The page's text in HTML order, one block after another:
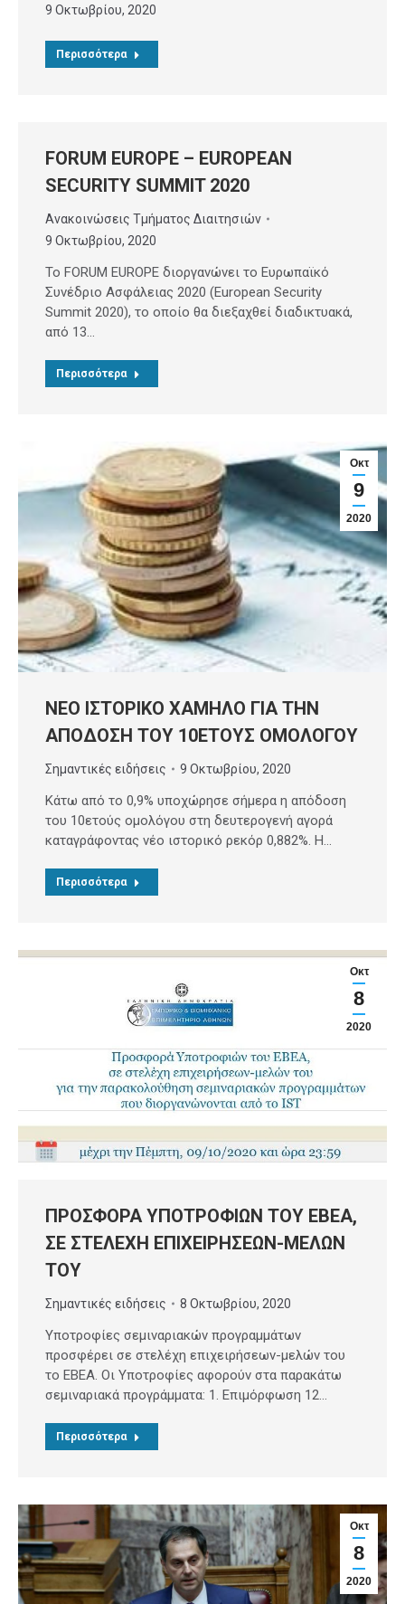
9 Οκτωβρίου, 2020
Περισσότερα
FORUM EUROPE – EUROPEAN
SECURITY SUMMIT 2020
Ανακοινώσεις Τμήματος Διαιτησιών
9 Οκτωβρίου, 2020
To FORUM EUROPE διοργανώνει το Ευρωπαϊκό
Συνέδριο Ασφάλειας 2020 (European Security
Summit 2020), το οποίο θα διεξαχθεί διαδικτυακά,
από 13…
Περισσότερα
Οκτ
9
2020
ΝΕΟ ΙΣΤΟΡΙΚΟ ΧΑΜΗΛΟ ΓΙΑ ΤΗΝ
ΑΠΟΔΟΣΗ ΤΟΥ 10ΕΤΟΥΣ ΟΜΟΛΟΓΟΥ
Σημαντικές ειδήσεις 9 Οκτωβρίου, 2020
Κάτω από το 0,9% υποχώρησε σήμερα η απόδοση
του 10ετούς ομολόγου στη δευτερογενή αγορά
καταγράφοντας νέο ιστορικό ρεκόρ 0,882%. Η…
Περισσότερα
Οκτ
8
2020
ΠΡΟΣΦΟΡΑ ΥΠΟΤΡΟΦΙΩΝ ΤΟΥ ΕΒΕΑ,
ΣΕ ΣΤΕΛΕΧΗ ΕΠΙΧΕΙΡΗΣΕΩΝ-ΜΕΛΩΝ
ΤΟΥ
Σημαντικές ειδήσεις 8 Οκτωβρίου, 2020
Υποτροφίες σεμιναριακών προγραμμάτων
προσφέρει σε στελέχη επιχειρήσεων-μελών του
το ΕΒΕΑ. Οι Υποτροφίες αφορούν στα παρακάτω
σεμιναριακά προγράμματα: 1. Επιμόρφωση 12…
Περισσότερα
Οκτ
8
2020